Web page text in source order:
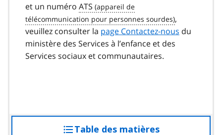
et un numéro ATS
,
veuillez consulter la page Contactez-nous du
ministère des Services à l’enfance et des
Services sociaux et communautaires.
Table des matières